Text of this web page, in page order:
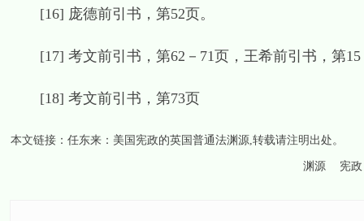
[16] 庞德前引书，第52页。
[17] 考文前引书，第62－71页，王希前引书，第15
[18] 考文前引书，第73页
本文链接： 任东来：美国宪政的英国普通法渊源,转载请注明出处。
渊源 宪政